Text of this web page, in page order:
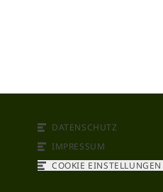
DATENSCHUTZ
IMPRESSUM
COOKIE